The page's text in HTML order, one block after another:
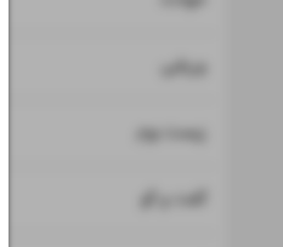
ورزشی
زیست بوم
گفت و گو